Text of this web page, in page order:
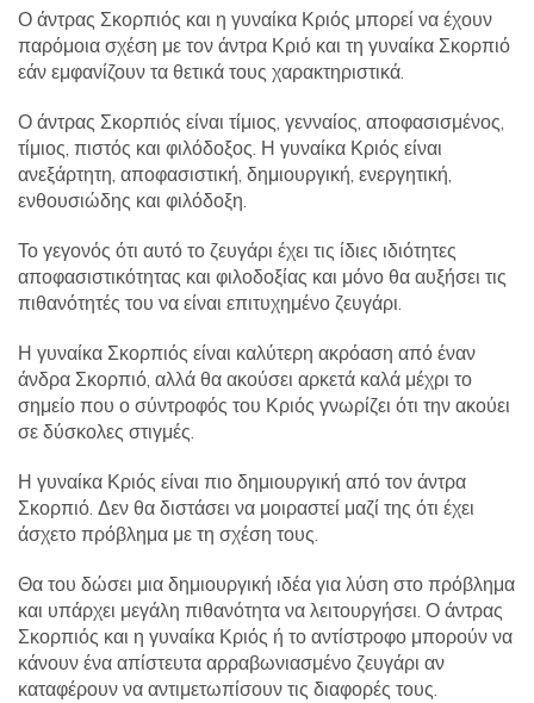
Ο άντρας Σκορπιός και η γυναίκα Κριός μπορεί να έχουν
παρόμοια σχέση με τον άντρα Κριό και τη γυναίκα Σκορπιό
εάν εμφανίζουν τα θετικά τους χαρακτηριστικά.
Ο άντρας Σκορπιός είναι τίμιος, γενναίος, αποφασισμένος,
τίμιος, πιστός και φιλόδοξος. Η γυναίκα Κριός είναι
ανεξάρτητη, αποφασιστική, δημιουργική, ενεργητική,
ενθουσιώδης και φιλόδοξη.
Το γεγονός ότι αυτό το ζευγάρι έχει τις ίδιες ιδιότητες
αποφασιστικότητας και φιλοδοξίας και μόνο θα αυξήσει τις
πιθανότητές του να είναι επιτυχημένο ζευγάρι.
Η γυναίκα Σκορπιός είναι καλύτερη ακρόαση από έναν
άνδρα Σκορπιό, αλλά θα ακούσει αρκετά καλά μέχρι το
σημείο που ο σύντροφός του Κριός γνωρίζει ότι την ακούει
σε δύσκολες στιγμές.
Η γυναίκα Κριός είναι πιο δημιουργική από τον άντρα
Σκορπιό. Δεν θα διστάσει να μοιραστεί μαζί της ότι έχει
άσχετο πρόβλημα με τη σχέση τους.
Θα του δώσει μια δημιουργική ιδέα για λύση στο πρόβλημα
και υπάρχει μεγάλη πιθανότητα να λειτουργήσει. Ο άντρας
Σκορπιός και η γυναίκα Κριός ή το αντίστροφο μπορούν να
κάνουν ένα απίστευτα αρραβωνιασμένο ζευγάρι αν
καταφέρουν να αντιμετωπίσουν τις διαφορές τους.